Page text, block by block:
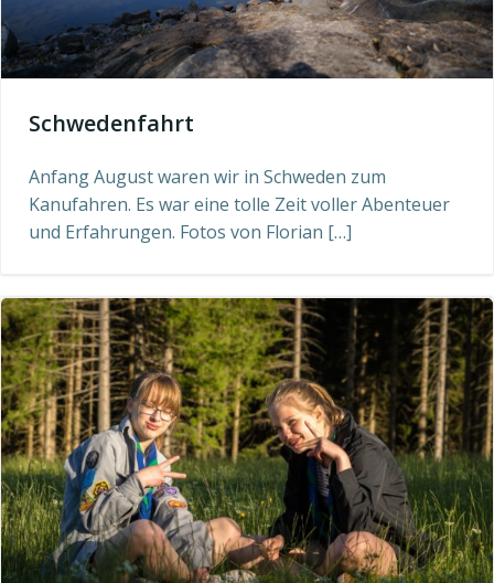
Schwedenfahrt
Anfang August waren wir in Schweden zum
Kanufahren. Es war eine tolle Zeit voller Abenteuer
und Erfahrungen. Fotos von Florian […]